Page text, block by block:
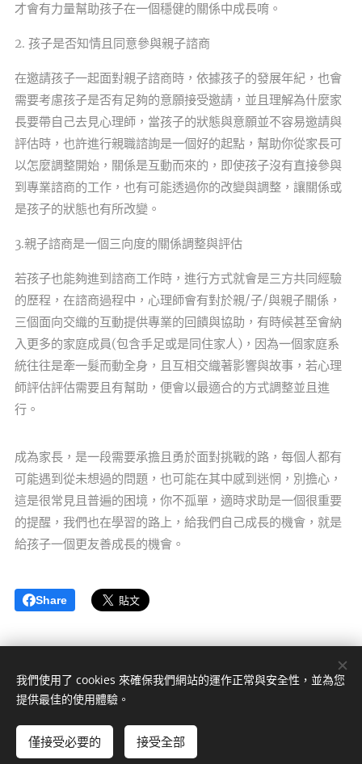
才會有力量幫助孩子在一個穩健的關係中成長唷。
2. 孩子是否知情且同意參與親子諮商
在邀請孩子一起面對親子諮商時，依據孩子的發展年紀，也會
需要考慮孩子是否有足夠的意願接受邀請，並且理解為什麼家
長要帶自己去見心理師，當孩子的狀態與意願並不容易邀請與
評估時，也許進行親職諮詢是一個好的起點，幫助你從家長可
以怎麼調整開始，關係是互動而來的，即使孩子沒有直接參與
到專業諮商的工作，也有可能透過你的改變與調整，讓關係或
是孩子的狀態也有所改變。
3.親子諮商是一個三向度的關係調整與評估
若孩子也能夠進到諮商工作時，進行方式就會是三方共同經驗
的歷程，在諮商過程中，心理師會有對於親/子/與親子關係，
三個面向交織的互動提供專業的回饋與協助，有時候甚至會納
入更多的家庭成員(包含手足或是同住家人)，因為一個家庭系
統往往是牽一髮而動全身，且互相交織著影響與故事，若心理
師評估評估需要且有幫助，便會以最適合的方式調整並且進
行。
成為家長，是一段需要承擔且勇於面對挑戰的路，每個人都有
可能遇到從未想過的問題，也可能在其中感到迷惘，別擔心，
這是很常見且普遍的困境，你不孤單，適時求助是一個很重要
的提醒，我們也在學習的路上，給我們自己成長的機會，就是
給孩子一個更友善成長的機會。
Share
Cookies
我們使用了 cookies 來確保我們網站的運作正常與安全性，並為您
提供最佳的使用體驗。
僅接受必要的 接受全部